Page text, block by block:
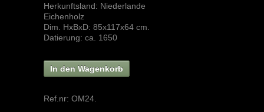
Herkunftsland: Niederlande
Eichenholz
Dim. HxBxD: 85x117x64 cm.
Datierung: ca. 1650
In den Wagenkorb
Ref.nr: OM24